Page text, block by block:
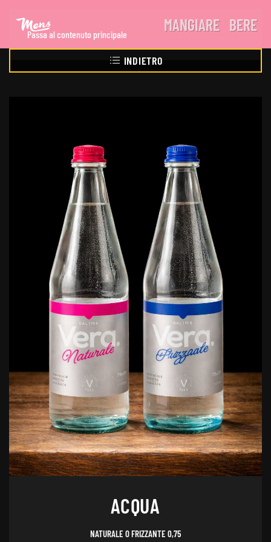
Passa al contenuto principale
MANGIARE BERE
INDIETRO
ACQUA
NATURALE O FRIZZANTE 0,75